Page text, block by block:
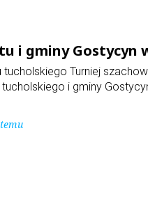
i gminy Gostycyn
Turniej
i gminy